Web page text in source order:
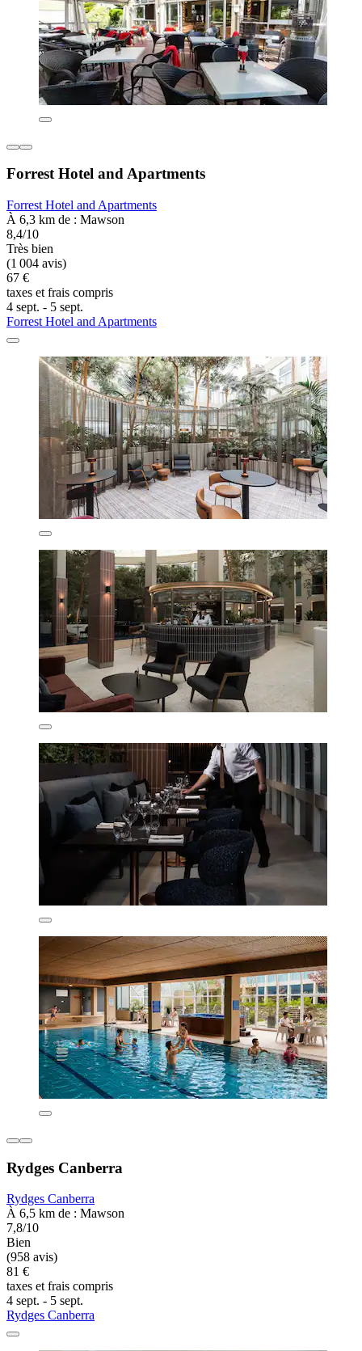
Forrest Hotel and Apartments
Forrest Hotel and Apartments
À 6,3 km de : Mawson
8,4/10
Très bien
(1 004 avis)
67 €
taxes et frais compris
4 sept. - 5 sept.
Forrest Hotel and Apartments
Rydges Canberra
Rydges Canberra
À 6,5 km de : Mawson
7,8/10
Bien
(958 avis)
81 €
taxes et frais compris
4 sept. - 5 sept.
Rydges Canberra